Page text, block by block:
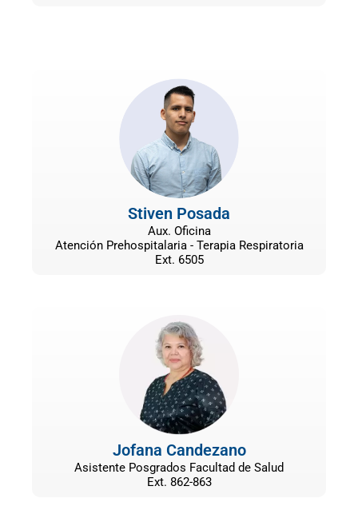
Stiven Posada
Aux. Oficina
Atención Prehospitalaria - Terapia Respiratoria
Ext. 6505
Jofana Candezano
Asistente Posgrados Facultad de Salud
Ext. 862-863